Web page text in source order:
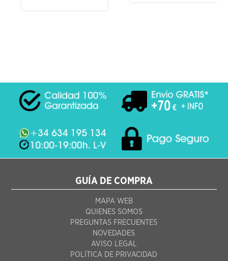
GUÍA DE COMPRA
MAPA WEB
QUIENES SOMOS
PREGUNTAS FRECUENTES
NOVEDADES
AVISO LEGAL
POLÍTICA DE PRIVACIDAD